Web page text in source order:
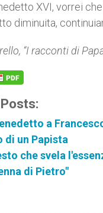
XVI, vorrei
diminuita,
“I racconti di
a
di un Papista
che svela
di Pietro"